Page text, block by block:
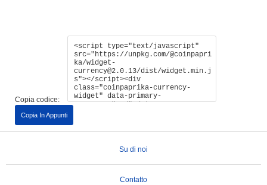
Copia codice:
Copia In Appunti
Su di noi
Contatto